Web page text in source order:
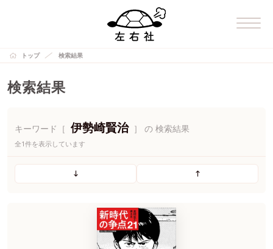
トップ 検索結果
検索結果
キーワード［ 伊勢崎賢治 ］ の 検索結果
全1件を表示しています